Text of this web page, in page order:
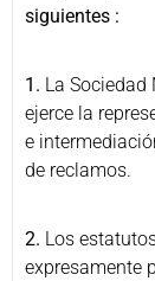
siguientes :
1. La Sociedad
ejerce la
e
de reclamos.
2. Los
expresamente